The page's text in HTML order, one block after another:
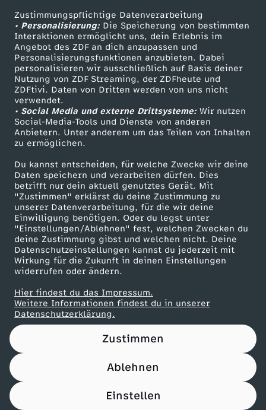
Zustimmungspflichtige Datenverarbeitung
• Personalisierung:Die Speicherung von bestimmten
Interaktionen ermöglicht uns, dein Erlebnis im
Angebot des ZDF an dich anzupassen und
Personalisierungsfunktionen anzubieten. Dabei
personalisieren wir ausschließlich auf Basis deiner
Nutzung von ZDF Streaming, der ZDFheute und
ZDFtivi. Daten von Dritten werden von uns nicht
verwendet.
• Social Media und externe Drittsysteme:Wir nutzen
Social-Media-Tools und Dienste von anderen
Anbietern. Unter anderem um das Teilen von Inhalten
zu ermöglichen.
Du kannst entscheiden, für welche Zwecke wir deine
Daten speichern und verarbeiten dürfen. Dies
betrifft nur dein aktuell genutztes Gerät. Mit
"Zustimmen" erklärst du deine Zustimmung zu
unserer Datenverarbeitung, für die wir deine
Einwilligung benötigen. Oder du legst unter
"Einstellungen/Ablehnen" fest, welchen Zwecken du
deine Zustimmung gibst und welchen nicht. Deine
Datenschutzeinstellungen kannst du jederzeit mit
Wirkung für die Zukunft in deinen Einstellungen
widerrufen oder ändern.
Hier findest du das Impressum.
Weitere Informationen findest du in unserer
Datenschutzerklärung.
Zustimmen
Ablehnen
Einstellen
Herunterladen
63 KB (PDF)
Selbstgemachtes Knäckebrot
Herunterladen
191 KB (PDF)
Kaffeevariationen von Alessandro Metafune
Herunterladen
99 KB (PDF)
Linsen-Bowl mit gebackener Rote Bete
Herunterladen
67 KB (PDF)
Maronencremesuppe mit Thymian-Crostini
Herunterladen
66 KB (PDF)
Beef Tri-Tip mit Süßkartoffel-Wedges
Herunterladen
21 KB (PDF)
Panettone-Pudding mit Orangensoße